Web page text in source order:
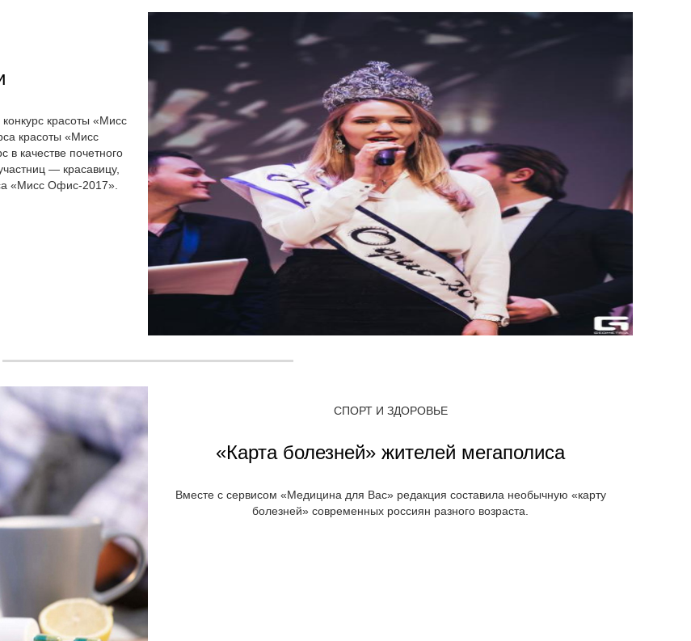
красоты «Мисс
красоты «Мисс
качестве почетного
— красавицу,
«Мисс Офис-2017».
СПОРТ И ЗДОРОВЬЕ
«Карта болезней» жителей мегаполиса
Вместе с сервисом «Медицина для Вас» редакция составила необычную «карту
болезней» современных россиян разного возраста.